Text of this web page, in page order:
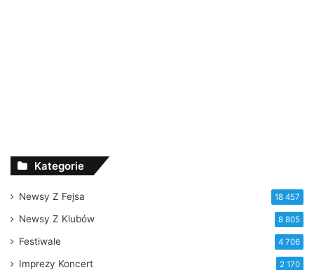
Kategorie
Newsy Z Fejsa 18 457
Newsy Z Klubów 8 805
Festiwale 4 706
Imprezy Koncert 2 170